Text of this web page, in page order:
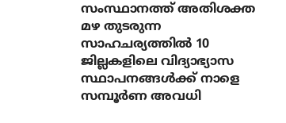
സംസ്ഥാനത്ത് അതിശക്ത
മഴ തുടരുന്ന
സാഹചര്യത്തിൽ 10
ജില്ലകളിലെ വിദ്യാഭ്യാസ
സ്ഥാപനങ്ങൾക്ക് നാളെ
സമ്പൂർണ അവധി